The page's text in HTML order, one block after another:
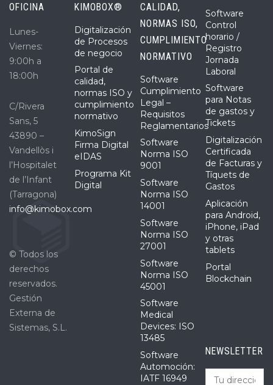
OFICINA
Lunes-
Viernes:
9:00h a
18:00h
C/Rivera
Sans, 5
43890 –
Vandellòs i
l’Hospitalet
de l’Infant
(Tarragona)
info@kimobox.com
© Todos los
derechos
reservados.
Gestión
Externa de
Sistemas, S.L.
KIMOBOX®
Digitalización
de Procesos
de negocio
Portal de
calidad,
normas ISO y
cumplimiento
normativo
KimoSign
Firma Digital
eIDAS
Programa Kit
Digital
CALIDAD,
NORMAS ISO,
CUMPLIMIENTO
NORMATIVO
Software
Cumplimiento
Legal –
Requisitos
Reglamentarios
Software
Norma ISO
9001
Software
Norma ISO
14001
Software
Norma ISO
27001
Software
Norma ISO
45001
Software
Medical
Devices: ISO
13485
Software
Automoción:
IATF 16949
Software
Control
horario /
Registro
Jornada
Laboral
Software
para Notas
de gastos y
Tickets
Digitalización
Certificada
de Facturas y
Tíquets de
Gastos
Aplicación
para Android,
iPhone, iPad
y otras
tablets
Portal
Blockchain
NEWSLETTER